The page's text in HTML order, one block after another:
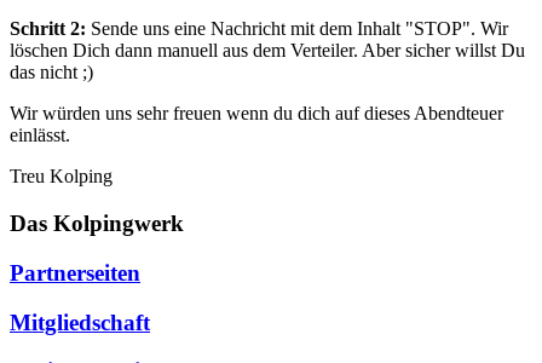
Schritt 2: Sende uns eine Nachricht mit dem Inhalt "STOP". Wir
löschen Dich dann manuell aus dem Verteiler. Aber sicher willst Du
das nicht ;)
Wir würden uns sehr freuen wenn du dich auf dieses Abendteuer
einlässt.
Treu Kolping
Das Kolpingwerk
Partnerseiten
Mitgliedschaft